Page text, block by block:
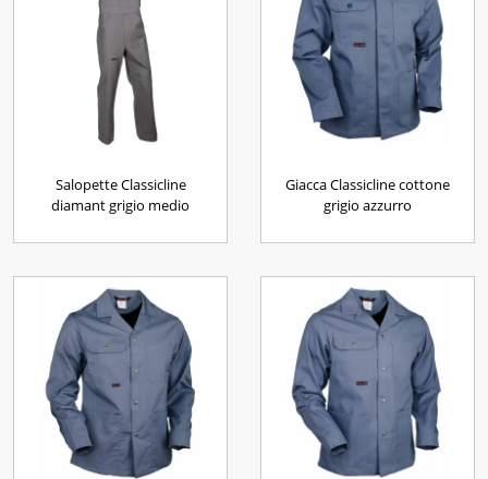
Salopette Classicline
diamant grigio medio
Giacca Classicline cottone
grigio azzurro